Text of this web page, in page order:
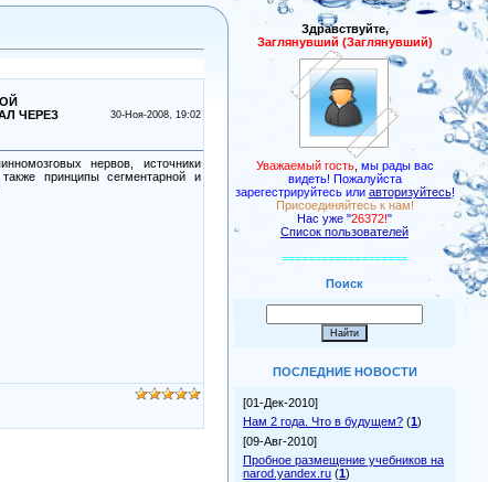
ЧЕРЕЗ
30-Ноя-2008, 19:02
нервов, источники
принципы сегментарной и
Здравствуйте,
Заглянувший (Заглянувший)
Уважаемый гость, мы рады вас
видеть! Пожалуйста
зарегестрируйтесь или авторизуйтесь!
Присоединяйтесь к нам!
Нас уже "26372!"
Список пользователей
===================
Поиск
ПОСЛЕДНИЕ НОВОСТИ
[01-Дек-2010]
Нам 2 года. Что в будущем? (1)
[09-Авг-2010]
Пробное размещение учебников на
narod.yandex.ru (1)